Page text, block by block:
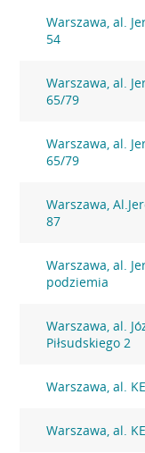
Warszawa, al.
54
Warszawa, al.
65/79
Warszawa, al.
65/79
Warszawa,
87
Warszawa, al.
podziemia
Warszawa, al.
Piłsudskiego 2
Warszawa, al.
Warszawa, al.